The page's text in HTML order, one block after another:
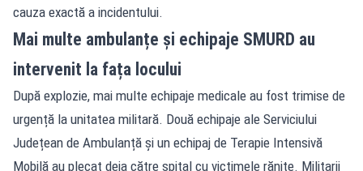
cauza exactă a incidentului.
Mai multe ambulanțe și echipaje SMURD au
intervenit la fața locului
După explozie, mai multe echipaje medicale au fost trimise de
urgență la unitatea militară. Două echipaje ale Serviciului
Județean de Ambulanță și un echipaj de Terapie Intensivă
Mobilă au plecat deja către spital cu victimele rănite. Militarii